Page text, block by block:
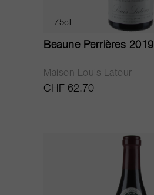
75cl
Beaune Perrières 2019
Maison Louis Latour
CHF 62.70